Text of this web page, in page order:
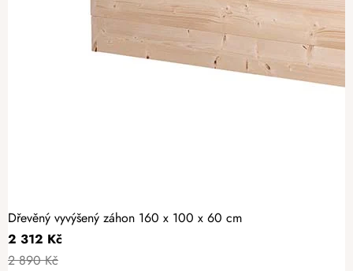
Dřevěný vyvýšený záhon 160 x 100 x 60 cm
2 312 Kč
2 890 Kč